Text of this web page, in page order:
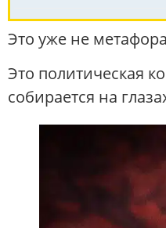
Это уже не
Это политическая
собирается на